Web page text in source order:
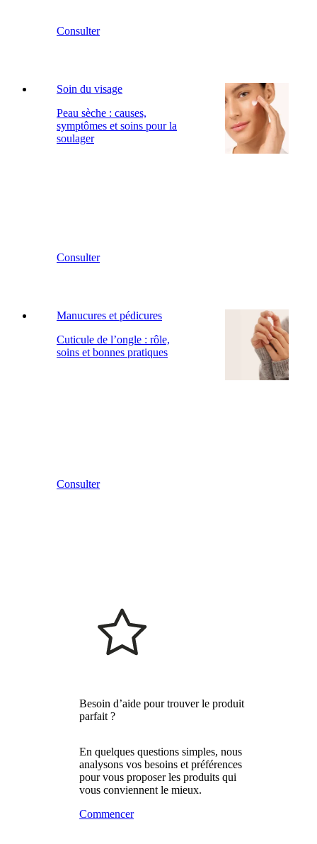
Consulter
Soin du visage
Peau sèche : causes,
symptômes et soins pour la
soulager
Consulter
Manucures et pédicures
Cuticule de l’ongle : rôle,
soins et bonnes pratiques
Consulter
Besoin d’aide pour trouver le produit
parfait ?
En quelques questions simples, nous
analysons vos besoins et préférences
pour vous proposer les produits qui
vous conviennent le mieux.
Commencer